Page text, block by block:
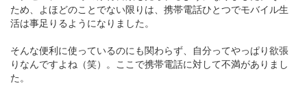
ため、よほどのことでない限りは、携帯電話ひとつでモバイル生
活は事足りるようになりました。
そんな便利に使っているのにも関わらず、自分ってやっぱり欲張
りなんですよね（笑）。ここで携帯電話に対して不満がありまし
た。